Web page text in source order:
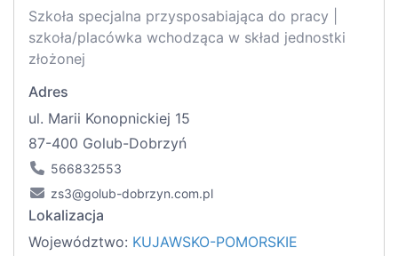
Szkoła specjalna przysposabiająca do pracy |
szkoła/placówka wchodząca w skład jednostki
złożonej
Adres
ul. Marii Konopnickiej 15
87-400 Golub-Dobrzyń
566832553
zs3@golub-dobrzyn.com.pl
Lokalizacja
Województwo: KUJAWSKO-POMORSKIE